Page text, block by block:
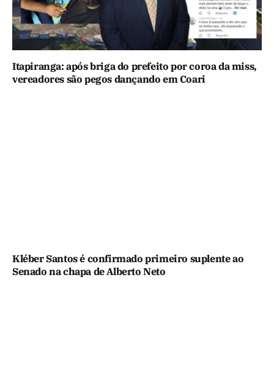
Itapiranga: após briga do prefeito por coroa da miss,
vereadores são pegos dançando em Coari
Kléber Santos é confirmado primeiro suplente ao
Senado na chapa de Alberto Neto